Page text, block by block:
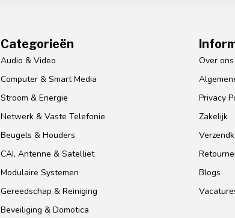
Categorieën
Audio & Video
Computer & Smart Media
Stroom & Energie
Netwerk & Vaste Telefonie
Beugels & Houders
CAI, Antenne & Satelliet
Modulaire Systemen
Gereedschap & Reiniging
Beveiliging & Domotica
Over ons
Privacy
Zakelijk
Blogs